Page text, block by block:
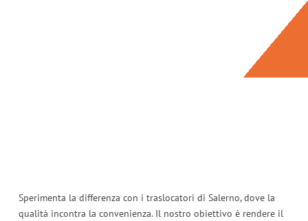
Sperimenta la differenza con i traslocatori di Salerno, dove la
qualità incontra la convenienza. Il nostro obiettivo è rendere il